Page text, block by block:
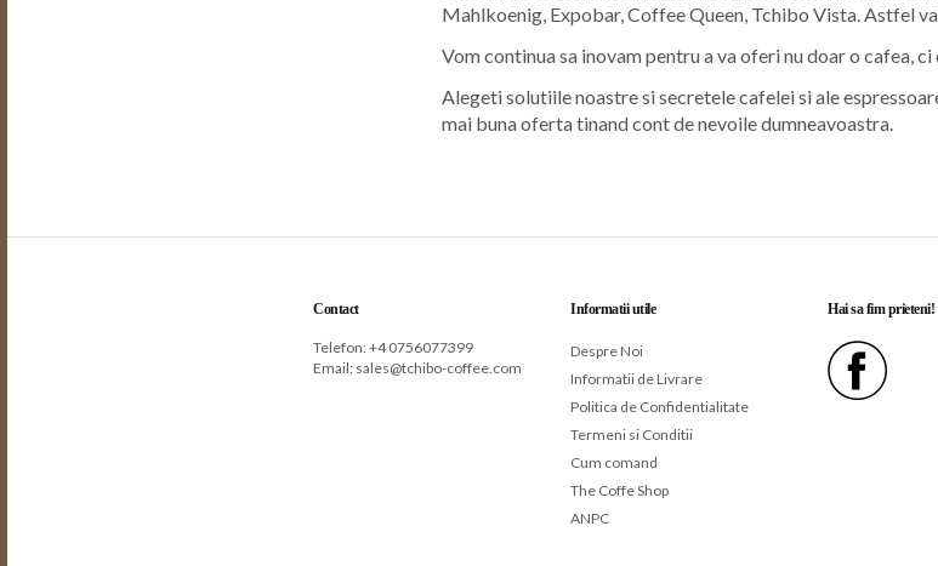
Mahlkoenig, Expobar, Coffee Queen, Tchibo Vista. Astfel
Vom continua sa inovam pentru a va oferi nu doar o cafea, ci
Alegeti solutiile noastre si secretele cafelei si ale
mai buna oferta tinand cont de nevoile dumneavoastra.
Contact
Telefon: +4 0756077399
Email: sales@tchibo-coffee.com
Informatii utile
Despre Noi
Informatii de Livrare
Politica de Confidentialitate
Termeni si Conditii
Cum comand
The Coffe Shop
ANPC
Hai sa fim prieteni!